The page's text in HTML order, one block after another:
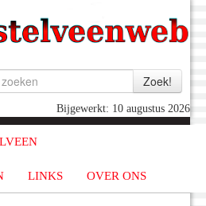
Bijgewerkt: 10 augustus 2026
LINKS OVER ONS